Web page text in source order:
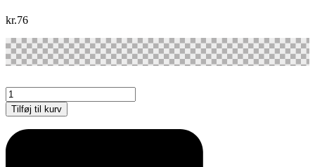
kr.76
Endekappe
sølv,
til
fod
på
Tilføj til kurv